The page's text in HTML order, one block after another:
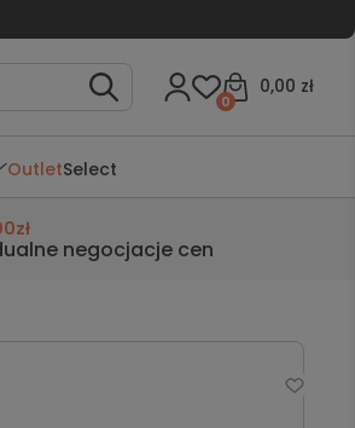
0,00 zł
0
OutletSelect
negocjacje cen